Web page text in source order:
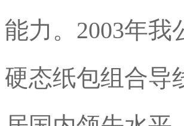
能力。2003年
硬态纸包组合导